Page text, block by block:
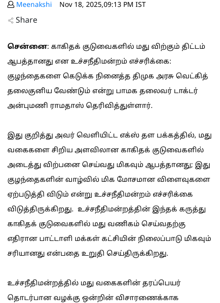
Meenakshi Nov 18, 2025,09:13 PM IST
Share
சென்னை: காகிதக் குடுவைகளில் மது விற்கும் திட்டம்
ஆபத்தானது என உச்சநீதிமன்றம் எச்சரிக்கை:
குழந்தைகளை கெடுக்க நினைத்த திமுக அரசு வெட்கித்
தலைகுனிய வேண்டும் என்று பாமக தலைவர் டாக்டர்
அன்புமணி ராமதாஸ் தெரிவித்துள்ளார்.
இது குறித்து அவர் வெளியிட்ட எக்ஸ் தள பக்கத்தில், மது
வகைகளை சிறிய அளவிலான காகிதக் குடுவைகளில்
அடைத்து விற்பனை செய்வது மிகவும் ஆபத்தானது; இது
குழந்தைகளின் வாழ்வில் மிக மோசமான விளைவுகளை
ஏற்படுத்தி விடும் என்று உச்சநீதிமன்றம் எச்சரிக்கை
விடுத்திருக்கிறது. உச்சநீதிமன்றத்தின் இந்தக் கருத்து
காகிதக் குடுவைகளில் மது வணிகம் செய்வதற்கு
எதிரான பாட்டாளி மக்கள் கட்சியின் நிலைப்பாடு மிகவும்
சரியானது என்பதை உறுதி செய்திருக்கிறது.
உச்சநீதிமன்றத்தில் மது வகைகளின் தரப்பெயர்
தொடர்பான வழக்கு ஒன்றின் விசாரணைக்காக